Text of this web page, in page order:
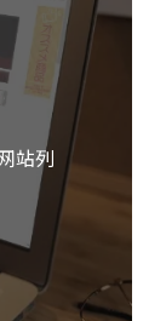
站列